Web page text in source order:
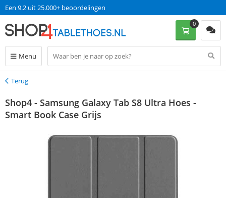
Een 9.2 uit 25.000+ beoordelingen
Menu
0
Terug
Terug
Shop4 - Samsung Galaxy Tab S8 Ultra Hoes -
Smart Book Case Grijs